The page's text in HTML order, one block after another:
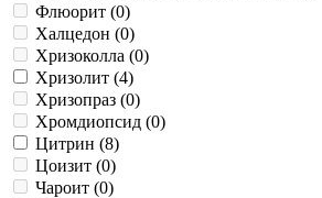
Флюорит (0)
Халцедон (0)
Хризоколла (0)
Хризолит (4)
Хризопраз (0)
Хромдиопсид (0)
Цитрин (8)
Цоизит (0)
Чароит (0)